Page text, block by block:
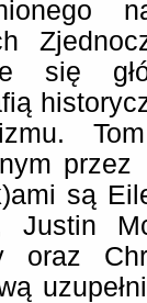
się
przez
są
Justin
oraz